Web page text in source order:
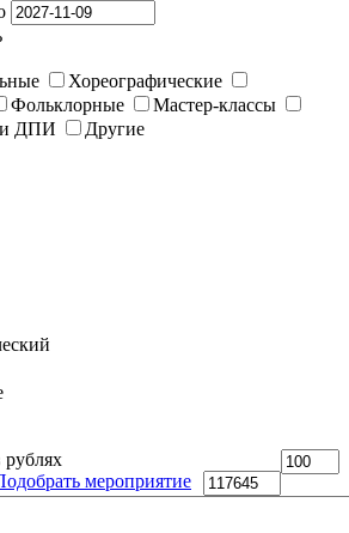
Хореографические
Фольклорные
Мастер-классы
ДПИ
Другие
рублях
мероприятие